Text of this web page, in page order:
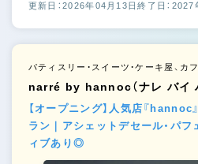
更新日：2026年04月13日終了日：
パティスリー・スイーツ・ケーキ屋、カ
narré by hannoc（ナレ バイ
【オープニング】人気店『
ラン｜アシェットデセール・パフ
ィブあり◎